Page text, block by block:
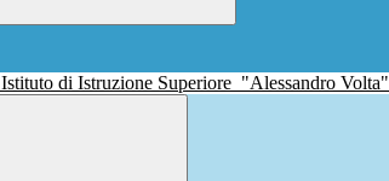
Istituto di Istruzione Superiore "Alessandro Volta"